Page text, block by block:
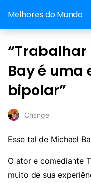
Melhores do Mundo
“Trabalhar
Bay é uma
bipolar”
Change
Esse tal de Michael
O ator e comediante
muito de sua